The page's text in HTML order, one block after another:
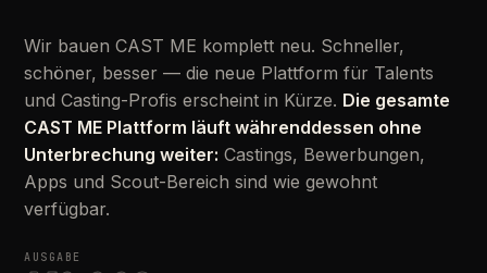
Wir bauen CAST ME komplett neu. Schneller,
schöner, besser — die neue Plattform für Talents
und Casting-Profis erscheint in Kürze. Die gesamte
CAST ME Plattform läuft währenddessen ohne
Unterbrechung weiter: Castings, Bewerbungen,
Apps und Scout-Bereich sind wie gewohnt
verfügbar.
AUSGABE